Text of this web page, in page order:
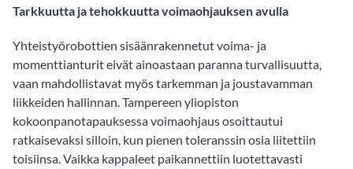
Tarkkuutta ja tehokkuutta voimaohjauksen avulla
Yhteistyörobottien sisäänrakennetut voima- ja
momenttianturit eivät ainoastaan paranna turvallisuutta,
vaan mahdollistavat myös tarkemman ja joustavamman
liikkeiden hallinnan. Tampereen yliopiston
kokoonpanotapauksessa voimaohjaus osoittautui
ratkaisevaksi silloin, kun pienen toleranssin osia liitettiin
toisiinsa. Vaikka kappaleet paikannettiin luotettavasti